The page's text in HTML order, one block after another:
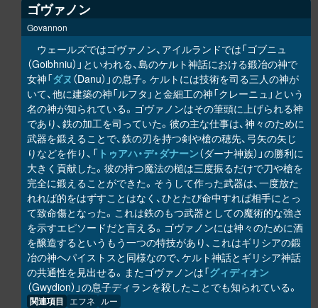
ゴヴァノン
Govannon
ウェールズではゴヴァノン、アイルランドでは「ゴブニュ
（Goibhniu）」といわれる、島のケルト神話における鍛冶の神で
女神「ダヌ （Danu）」の息子。ケルトには技術を司る三人の神が
いて、他に建築の神「ルフタ」と金細工の神「クレーニュ」という
名の神が知られている。ゴヴァノンはその筆頭に上げられる神
であり、鉄の加工を司っていた。彼の主な仕事は、神々のために
武器を鍛えることで、鉄の刃を持つ剣や槍の穂先、弓矢の矢じ
りなどを作り、「 トゥアハ・デ・ダナーン（ダーナ神族）」の勝利に
大きく貢献した。彼の持つ魔法の槌は三度振るだけで刀や槍を
完全に鍛えることができた。そうして作った武器は、一度放た
れれば的をはずすことはなく、ひとたび命中すれば相手にとっ
て致命傷となった。これは鉄のもつ武器としての魔術的な強さ
を示すエピソードだと言える。ゴヴァノンには神々のために酒
を醸造するというもう一つの特技があり、これはギリシアの鍛
冶の神ヘパイストスと同様なので、ケルト神話とギリシア神話
の共通性を見出せる。またゴヴァノンは「グィディオン
（Gwydion）」の息子ディランを殺したことでも知られている。
関連項目 エフネ ルー